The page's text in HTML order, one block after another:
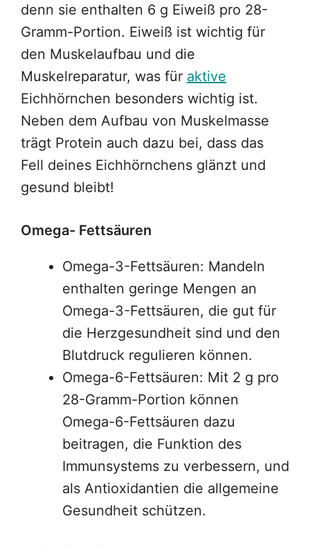
denn sie enthalten 6 g Eiweiß pro 28-
Gramm-Portion. Eiweiß ist wichtig für
den Muskelaufbau und die
Muskelreparatur, was für aktive
Eichhörnchen besonders wichtig ist.
Neben dem Aufbau von Muskelmasse
trägt Protein auch dazu bei, dass das
Fell deines Eichhörnchens glänzt und
gesund bleibt!
Omega- Fettsäuren
Omega-3-Fettsäuren: Mandeln
enthalten geringe Mengen an
Omega-3-Fettsäuren, die gut für
die Herzgesundheit sind und den
Blutdruck regulieren können.
Omega-6-Fettsäuren: Mit 2 g pro
28-Gramm-Portion können
Omega-6-Fettsäuren dazu
beitragen, die Funktion des
Immunsystems zu verbessern, und
als Antioxidantien die allgemeine
Gesundheit schützen.